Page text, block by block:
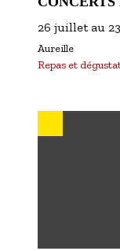
26 juillet au
Aureille
Repas et